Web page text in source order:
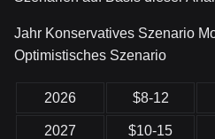
Jahr Konservatives Szenario
Optimistisches Szenario
2026 $8-12
2027 $10-15